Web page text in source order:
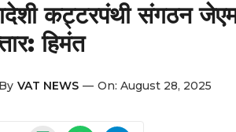
कट्टरपंथी संगठन
हिमंत
By VAT NEWS — On: August 28, 2025